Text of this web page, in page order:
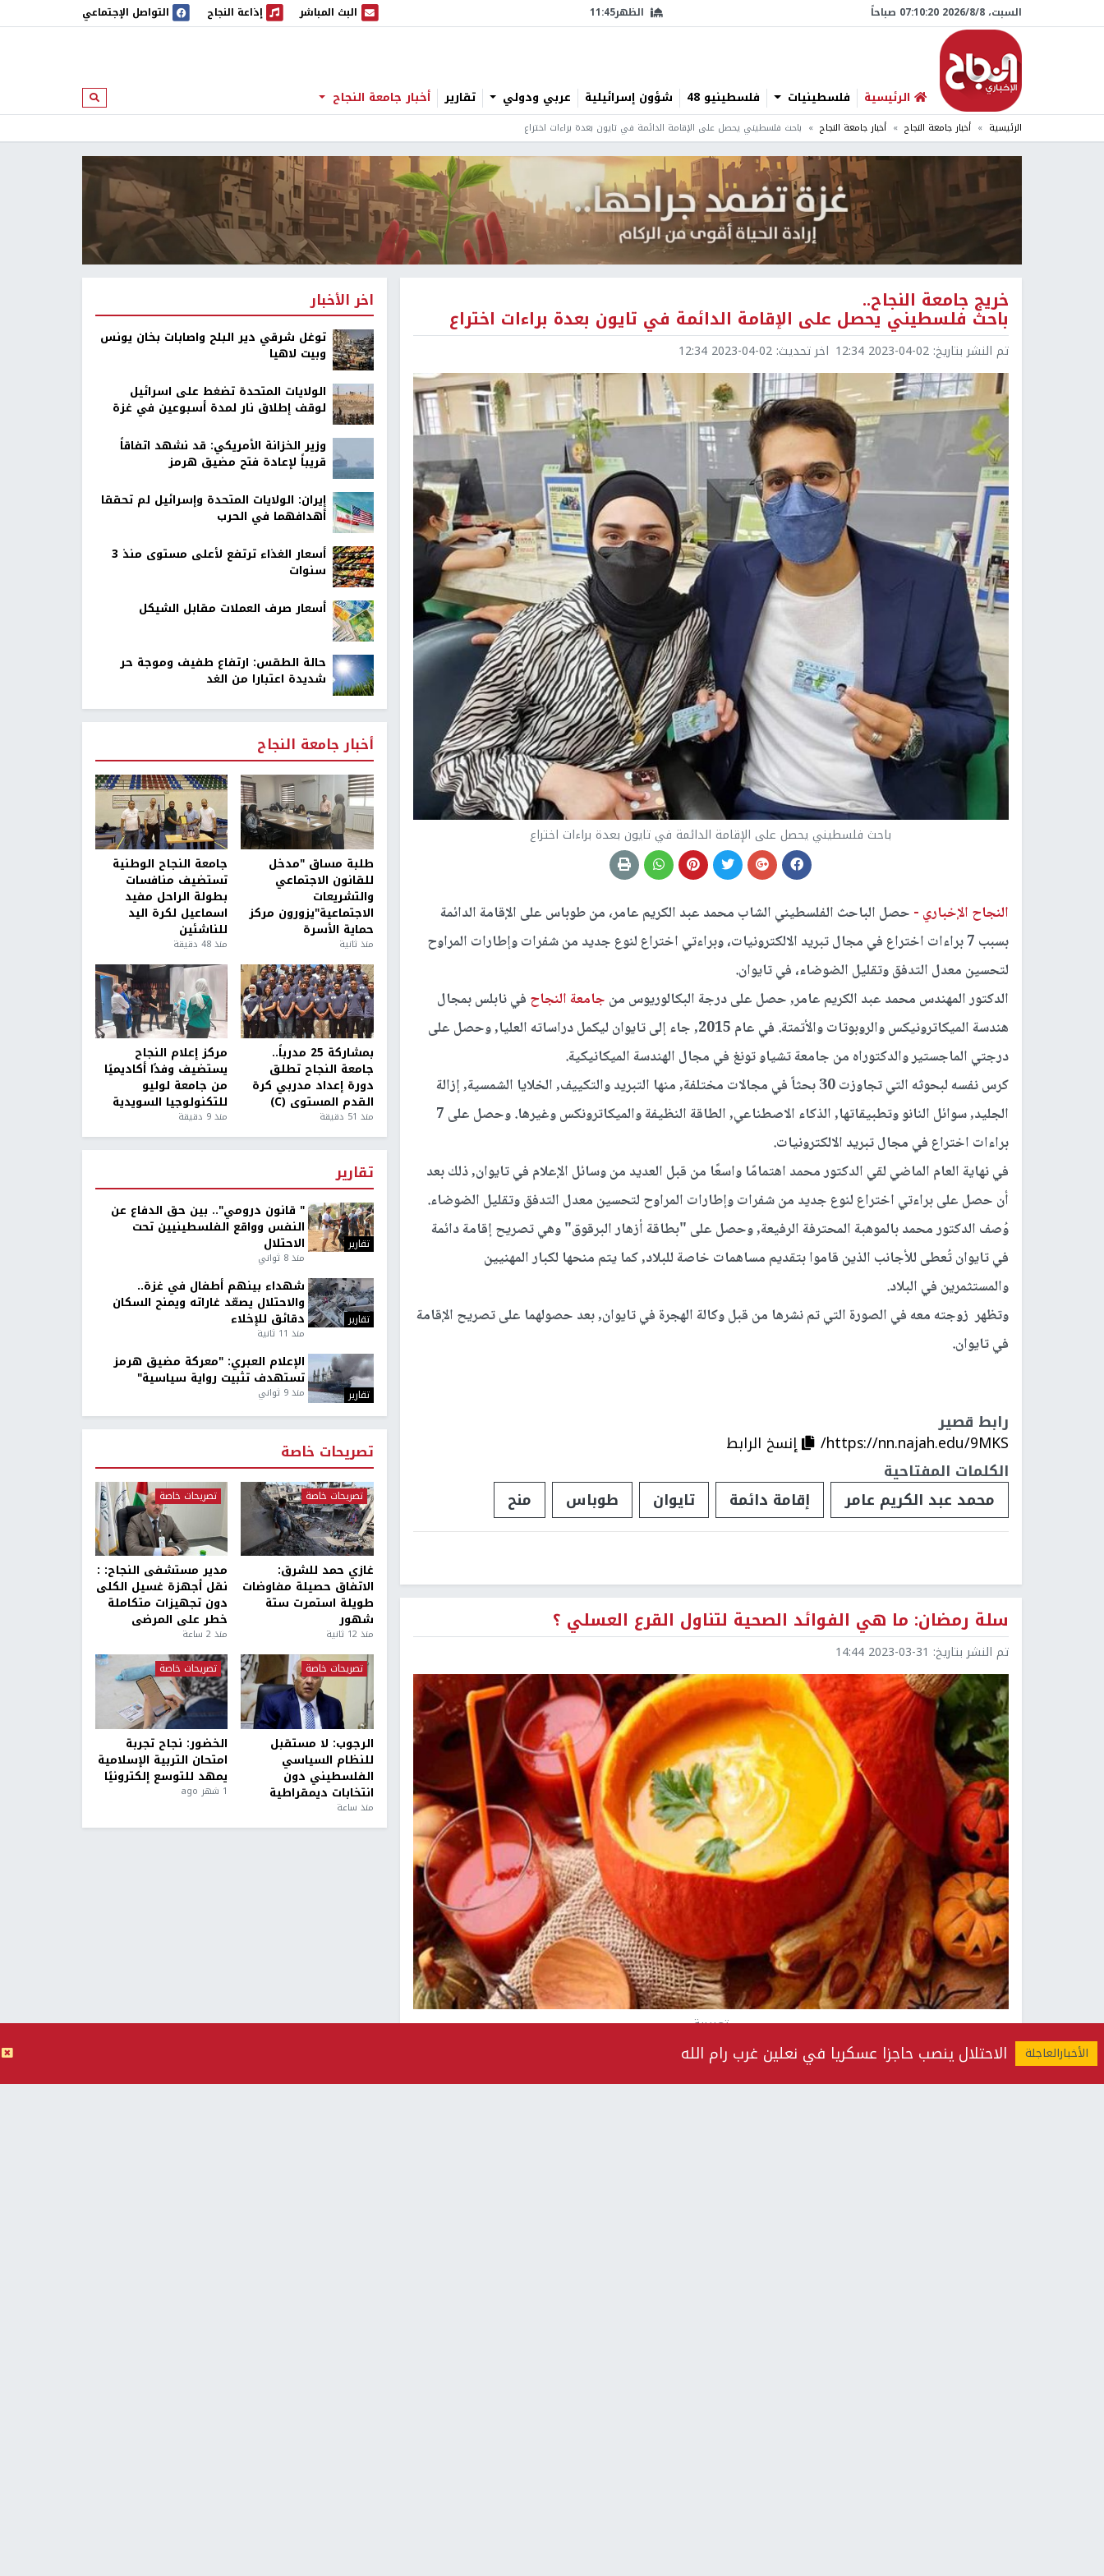
السبت، 8/‏8/‏2026 07:10:21 صباحاً الظهر11:45 البث المباشر
البث المباشر إذاعة النجاح
إذاعة النجاح التواصل الإجتماعي
الرئيسية فلسطينيات فلسطينيو 48 شؤون إسرائيلية عربي ودولي تقارير أخبار جامعة النجاح ابحث
الرئيسية أخبار جامعة النجاح أخبار جامعة النجاح باحث فلسطيني يحصل على الإقامة الدائمة في تايون بعدة براءات اختراع
الاحتلال ينصب حاجزا عسكريا في نعلين غرب رام الله
خريج جامعة النجاح..
باحث فلسطيني يحصل على الإقامة الدائمة في تايون بعدة براءات اختراع
تم النشر بتاريخ: 2023-04-02 12:34 اخر تحديث: 2023-04-02 12:34
باحث فلسطيني يحصل على الإقامة الدائمة في تايون بعدة براءات اختراع
النجاح الإخباري - حصل الباحث الفلسطيني الشاب محمد عبد الكريم عامر، من طوباس على الإقامة الدائمة
بسبب 7 براءات اختراع في مجال تبريد الالكترونيات، وبراءتي اختراع لنوع جديد من شفرات وإطارات المراوح
لتحسين معدل التدفق وتقليل الضوضاء، في تايوان.
الدكتور المهندس محمد عبد الكريم عامر, حصل على درجة البكالوريوس من جامعة النجاح في نابلس بمجال
هندسة الميكاترونيكس والروبوتات والأتمتة. في عام 2015, جاء إلى تايوان ليكمل دراساته العليا, وحصل على
درجتي الماجستير والدكتوراه من جامعة تشياو تونغ في مجال الهندسة الميكانيكية.
كرس نفسه لبحوثه التي تجاوزت 30 بحثاً في مجالات مختلفة, منها التبريد والتكييف, الخلايا الشمسية, إزالة
الجليد, سوائل النانو وتطبيقاتها, الذكاء الاصطناعي, الطاقة النظيفة والميكاترونكس وغيرها. وحصل على 7
براءات اختراع في مجال تبريد الالكترونيات.
في نهاية العام الماضي لقي الدكتور محمد اهتمامًا واسعًا من قبل العديد من وسائل الإعلام في تايوان, ذلك بعد
أن حصل على براءتي اختراع لنوع جديد من شفرات وإطارات المراوح لتحسين معدل التدفق وتقليل الضوضاء.
وُصف الدكتور محمد بالموهبة المحترفة الرفيعة, وحصل على "بطاقة أزهار البرقوق" وهي تصريح إقامة دائمة
في تايوان تُعطى للأجانب الذين قاموا بتقديم مساهمات خاصة للبلاد, كما يتم منحها لكبار المهنيين
والمستثمرين في البلاد.
وتظهر زوجته معه في الصورة التي تم نشرها من قبل وكالة الهجرة في تايوان, بعد حصولهما على تصريح الإقامة
في تايوان.
رابط قصير
https://nn.najah.edu/9MKS/
إنسخ الرابط
الكلمات المفتاحية
محمد عبد الكريم عامر
إقامة دائمة تايوان طوباس منح
سلة رمضان: ما هي الفوائد الصحية لتناول القرع العسلي ؟
تم النشر بتاريخ: 2023-03-31 14:44
تعبيرية
اخر الأخبار
توغل شرقي دير البلح واصابات بخان يونس
وبيت لاهيا
الولايات المتحدة تضغط على اسرائيل
لوقف إطلاق نار لمدة أسبوعين في غزة
وزير الخزانة الأمريكي: قد نشهد اتفاقاً
قريباً لإعادة فتح مضيق هرمز
إيران: الولايات المتحدة وإسرائيل لم تحققا
أهدافهما في الحرب
أسعار الغذاء ترتفع لأعلى مستوى منذ 3
سنوات
أسعار صرف العملات مقابل الشيكل
حالة الطقس: ارتفاع طفيف وموجة حر
شديدة اعتبارا من الغد
أخبار جامعة النجاح
طلبة مساق "مدخل
للقانون الاجتماعي
والتشريعات
الاجتماعية"يزورون مركز
حماية الأسرة
منذ ثانية
جامعة النجاح الوطنية
تستضيف منافسات
بطولة الراحل مفيد
اسماعيل لكرة اليد
للناشئين
منذ 48 دقيقة
بمشاركة 25 مدرباً..
جامعة النجاح تطلق
دورة إعداد مدربي كرة
القدم المستوى (C)
منذ 51 دقيقة
مركز إعلام النجاح
يستضيف وفدًا أكاديميًا
من جامعة لوليو
للتكنولوجيا السويدية
منذ 9 دقيقة
تقارير
تقارير
" قانون درومي".. بين حق الدفاع عن
النفس وواقع الفلسطينيين تحت
الاحتلال
منذ 8 ثواني
تقارير
شهداء بينهم أطفال في غزة..
والاحتلال يصعّد غاراته ويمنح السكان
دقائق للإخلاء
منذ 11 ثانية
تقارير
الإعلام العبري: "معركة مضيق هرمز
تستهدف تثبيت رواية سياسية"
منذ 9 ثواني
تصريحات خاصة
تصريحات خاصة
غازي حمد للشرق:
الاتفاق حصيلة مفاوضات
طويلة استمرت ستة
شهور
منذ 12 ثانية
تصريحات خاصة
مدير مستشفى النجاح: :
نقل أجهزة غسيل الكلى
دون تجهيزات متكاملة
خطر على المرضى
منذ 2 ساعة
تصريحات خاصة
الرجوب: لا مستقبل
للنظام السياسي
الفلسطيني دون
انتخابات ديمقراطية
منذ ساعة
تصريحات خاصة
الخضور: نجاح تجربة
امتحان التربية الإسلامية
يمهد للتوسع إلكترونيًا
1 شهر ago